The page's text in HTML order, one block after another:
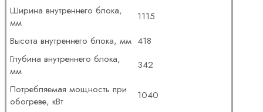
Ширина внутреннего блока,
мм
1115
Высота внутреннего блока, мм 418
Глубина внутреннего блока,
мм
342
Потребляемая мощность при
обогреве, кВт
1040